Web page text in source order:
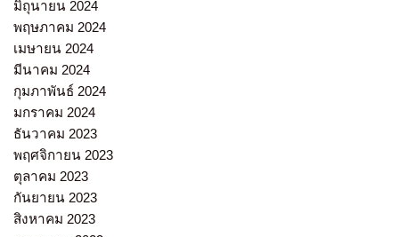
มิถุนายน 2024
พฤษภาคม 2024
เมษายน 2024
มีนาคม 2024
กุมภาพันธ์ 2024
มกราคม 2024
ธันวาคม 2023
พฤศจิกายน 2023
ตุลาคม 2023
กันยายน 2023
สิงหาคม 2023